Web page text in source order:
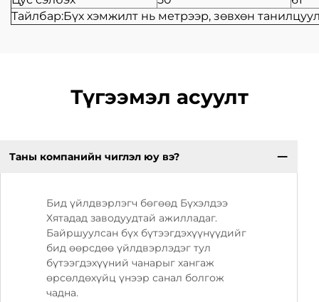
Тайлбар:Бүх хэмжилт нь метрээр, зөвхөн
Түгээмэл асуулт
Таны компанийн чиглэл юу вэ?
Бид үйлдвэрлэгч бөгөөд Бүхэлдээ
Хятадад заводуудтай ажилладаг.
Байршуулсан бүх бүтээгдэхүүнүүдийг
бид өөрсдөө үйлдвэрлэдэг тул
бүтээгдэхүүний чанарыг хангаж
өрсөлдөхүйц үнээр санал болгож
чадна.